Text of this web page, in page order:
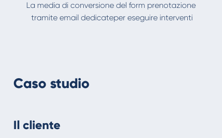
Caso studio
Il cliente
La media di conversione del form prenotazione
tramite email dedicateper eseguire interventi